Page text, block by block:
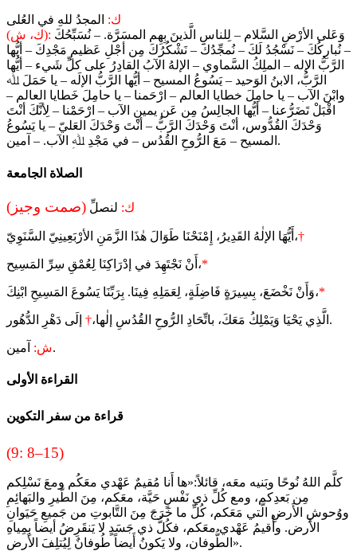
ك: المجدُ للهِ في العُلى
(ك، ش): وَعَلى الأرْضِ السَّلام – لِلناسِ الَّذينَ بِهِم المسَرَّة. – نُسَبِّحُكَ
– نُبارِكُكَ – نَسْجُدُ لَكَ – نُمجِّدُكَ – نَشْكُرُكَ مِن أجْلِ عَظيمِ مَجْدِكَ – أيُّها
الرَّبُّ الإله – الملِكُ السَّماوي – الإلهُ الآبُ القادِرُ على كلِّ شَيء – أيُّها
الرَّبُّ، الابنُ الوَحيد – يَسُوعُ المسيح – أيُّها الرَّبُّ الإلَه – يا حَمَلَ ﷲ
وابْنَ الآب – يا حامِلَ خطايا العالم – ارْحَمنا – يا حامِلَ خَطايا العالم –
اقْبَلْ تَضَرُّعنا – أيُّها الجالِسُ مِن عَن يمينِ الآب – ارْحَمْنا – لِأنَّكَ أنْتَ
وَحْدَكَ القُدُّوس، أنْتَ وَحْدَكَ الرَّبُّ – أنْتَ وَحْدَكَ العَليّ – يا يَسُوعُ
المسيح – مَعَ الرُّوحِ القُدُس – في مَجْدِ ﷲِ الآب. – آمين.
الصلاة الجامعة
ك: لنصلِّ (صمت وجيز)
أَيُّهَا الإلٰهُ القَدِيرُ، إِمْنَحْنَا طَوَالَ هٰذَا الزَّمَنِ الأرْبَعِينِيّ السَّنَوِيّ،†
أَنْ نَجْتَهِدَ في إدْرَاكِنَا لِعُمْقِ سِرِّ المَسِيح،*
وَأَنْ نَخْضَعَ، بِسِيرَةٍ فَاضِلَةٍ، لِعَمَلِهِ فِينَا. بِرَبِّنَا يَسُوعَ المَسِيحِ ابْنِكَ،*
الَّذِي يَحْيَا وَيَمْلِكُ مَعَكَ، باتِّحَادِ الرُّوحِ القُدُسِ إلٰها،† إلَى دَهْرِ الدُّهُور.
ش:آمين.
القراءة الأولى
قراءة من سفر التكوين
(9: 8–15)
كلَّم اللهُ نُوحًا وبَنيه معَه، قائلاً:«ها أَنا مُقيمٌ عَهْدي معَكُم ومعَ نَسْلِكم
مِن بَعدِكم، ومع كُلِّ ذي نَفْسٍ حَيَّة، معَكم، مِنَ الطَّيرِ والبَهائِمِ
ووُحوشِ الأَرضِ الَّتي مَعَكم، كُلِّ ما خَرَجَ مِنَ التَّابوتِ من جَميعِ حَيَوانِ
الأَرض. وأُقيمُ عَهْدي معَكم، فكُلُّ ذي جَسَدٍ لا يَنقَرِضُ أيضاً بِمِياهِ
الطُّوفان، ولا يَكونُ أَيضاً طُوفانٌ لِيُتلِفَ الأَرض».